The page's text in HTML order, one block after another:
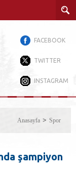
FACEBOOK
TWITTER
INSTAGRAM
Anasayfa Spor
şampiyon